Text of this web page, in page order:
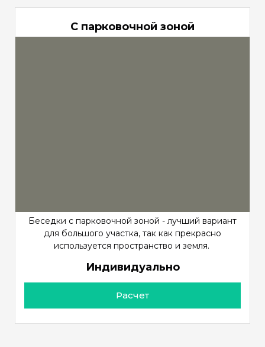
С парковочной зоной
Беседки с парковочной зоной - лучший вариант
для большого участка, так как прекрасно
используется пространство и земля.
Индивидуально
Расчет